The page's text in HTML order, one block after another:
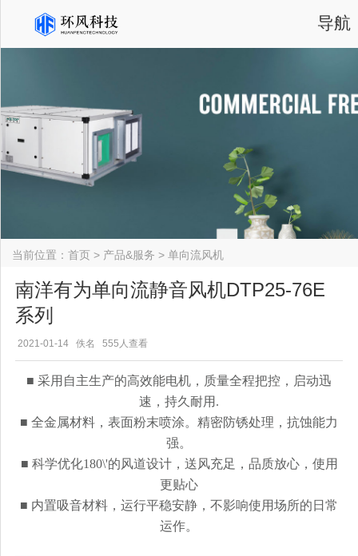
导航
当前位置： 首页> 产品&服务 > 单向流风机
南洋有为单向流静音风机DTP25-76E
系列
2021-01-14 佚名 555人查看
■ 采用自主生产的高效能电机，质量全程把控，启动迅
速，持久耐用.
■ 全金属材料，表面粉末喷涂。精密防锈处理，抗蚀能力
强。
■ 科学优化180\'的风道设计，送风充足，品质放心，使用
更贴心
■ 内置吸音材料，运行平稳安静，不影响使用场所的日常
运作。